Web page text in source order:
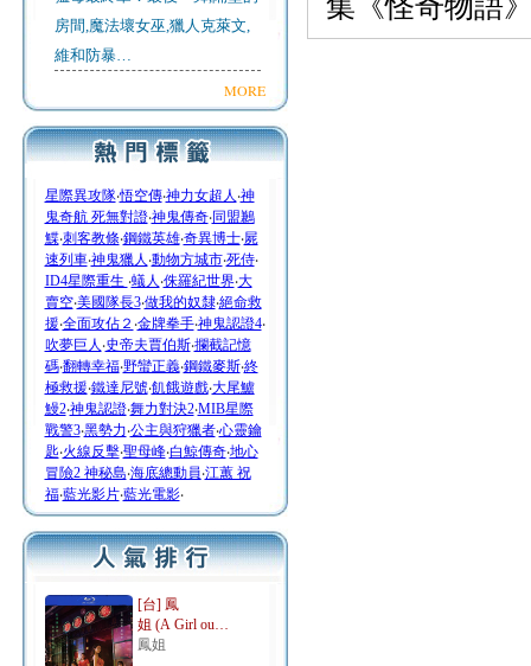
房間,魔法壞女巫,獵人克萊文,
維和防暴…
MORE
星際異攻隊‧悟空傳‧神力女超人 ‧神
鬼奇航 死無對證‧神鬼傳奇‧同盟鶼
鰈‧刺客教條‧鋼鐵英雄‧奇異博士‧屍
速列車‧神鬼獵人 ‧動物方城市‧死侍‧
ID4星際重生 ‧蟻人 ‧侏羅紀世界‧大
賣空‧美國隊長3‧做我的奴隸‧絕命救
援‧全面攻佔２ ‧金牌拳手‧神鬼認證4‧
吹夢巨人 ‧史帝夫賈伯斯‧攔截記憶
碼‧翻轉幸福‧野蠻正義‧鋼鐵麥斯‧終
極救援‧鐵達尼號‧飢餓遊戲‧大尾鱸
鰻2‧神鬼認證‧舞力對決2‧MIB星際
戰警3‧黑勢力‧公主與狩獵者‧心靈鑰
匙‧火線反擊‧聖母峰‧白鯨傳奇‧地心
冒險2 神秘島‧海底總動員‧江蕙 祝
福‧藍光影片‧藍光電影‧
[台] 鳳
姐 (A Girl ou…
鳳姐
集《怪奇物語